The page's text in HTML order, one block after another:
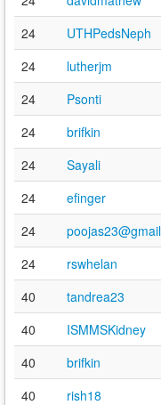
24
UTHPedsNeph
24
lutherjm
24
Psonti
24
brifkin
24
Sayali
24
efinger
24
24
rswhelan
40
tandrea23
40
ISMMSKidney
40
brifkin
40
rish18